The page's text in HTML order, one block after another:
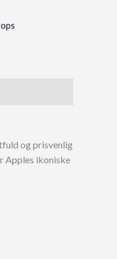
og prisvenlig
Apples ikoniske